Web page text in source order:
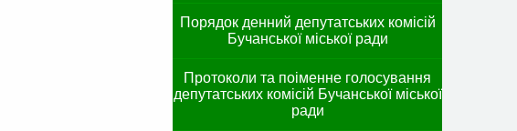
Порядок денний депутатських комісій
Бучанської міської ради
Протоколи та поіменне голосування
депутатських комісій Бучанської міської
ради